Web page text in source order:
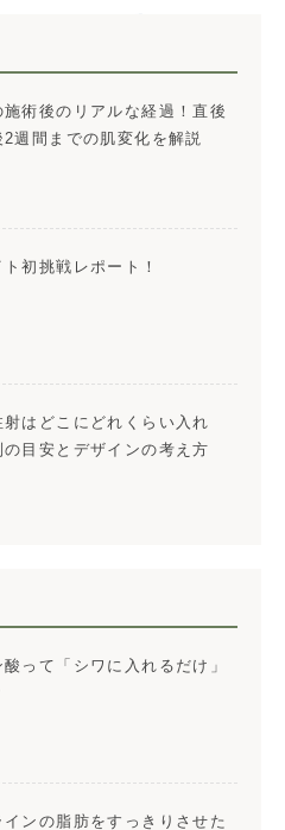
施術後のリアルな経過！直後
週間までの肌変化を解説
初挑戦レポート！
射はどこにどれくらい入れ
の目安とデザインの考え方
って「シワに入れるだけ」
インの脂肪をすっきりさせた